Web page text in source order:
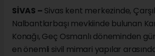
SİVAS – Sivas kent merkezinde,
Nalbantlarbaşı mevkiinde bulunan
Konağı, Geç Osmanlı döneminden
en önemli sivil mimari yapılar